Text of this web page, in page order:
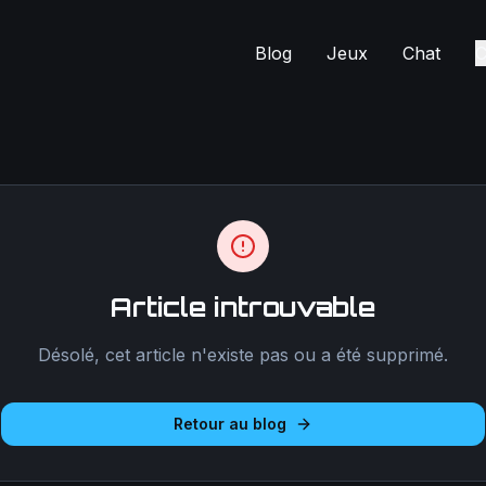
Blog Jeux Chat
Article introuvable
Désolé, cet article n'existe pas ou a été supprimé.
Retour au blog